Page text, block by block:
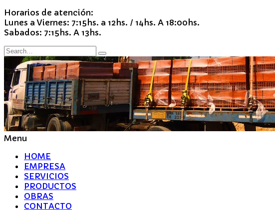
Horarios de atención:
Lunes a Viernes: 7:15hs. a 12hs. / 14hs. A 18:00hs.
Sabados: 7:15hs. A 13hs.
Menu
HOME
EMPRESA
SERVICIOS
PRODUCTOS
OBRAS
CONTACTO